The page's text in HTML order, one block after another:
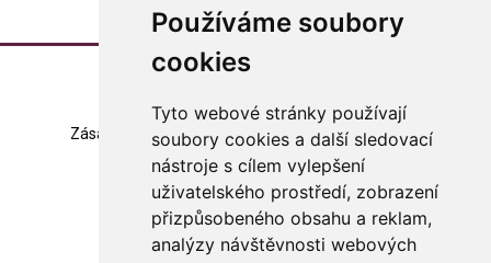
Používáme soubory
cookies
Tyto webové stránky používají
soubory cookies a další sledovací
nástroje s cílem vylepšení
uživatelského prostředí, zobrazení
přizpůsobeného obsahu a reklam,
analýzy návštěvnosti webových
Zásady zpracování souborů cookie Mapa stránek
Změna nastavení
© 2023 Česká arteterapeutická asociace
všechna práva vyhrazena